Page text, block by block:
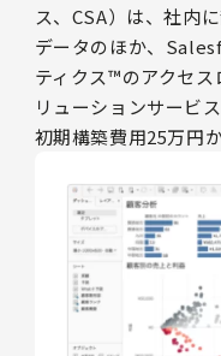
ス、CSA）は、社内
データのほか、
ティクス™のアクセ
リューションサービス
初期構築費用25万円